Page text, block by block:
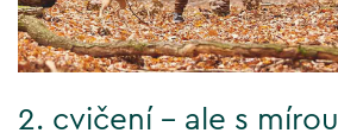
2. cvičení - ale s mírou